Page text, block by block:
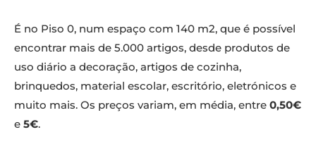
É no Piso 0, num espaço com 140 m2, que é possível
encontrar mais de 5.000 artigos, desde produtos de
uso diário a decoração, artigos de cozinha,
brinquedos, material escolar, escritório, eletrónicos e
muito mais. Os preços variam, em média, entre 0,50€
e 5€.